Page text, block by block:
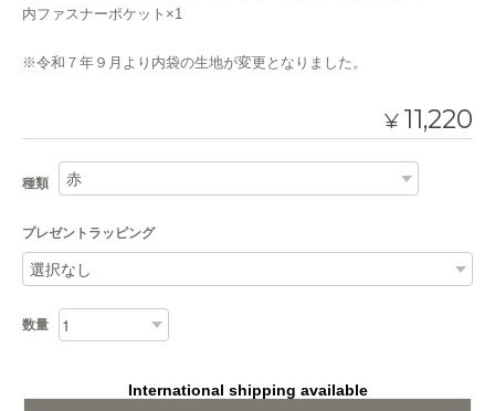
内ファスナーポケット×1
※令和７年９月より内袋の生地が変更となりました。
¥ 11,220
種類
プレゼントラッピング
数量
International shipping available